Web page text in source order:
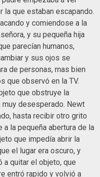
la que estaban escapando.
y comiendose a la
y su pequeña hija
parecían humanos,
y sus ojos se
de personas, mas bien
que observó en la TV.
que obstruye la
muy desesperado. Newt
hasta recibir otro grito
la pequeña abertura de la
que impedía abrir la
el lugar era oscuro, y
a quitar el objeto, que
entró rapido y volvió a